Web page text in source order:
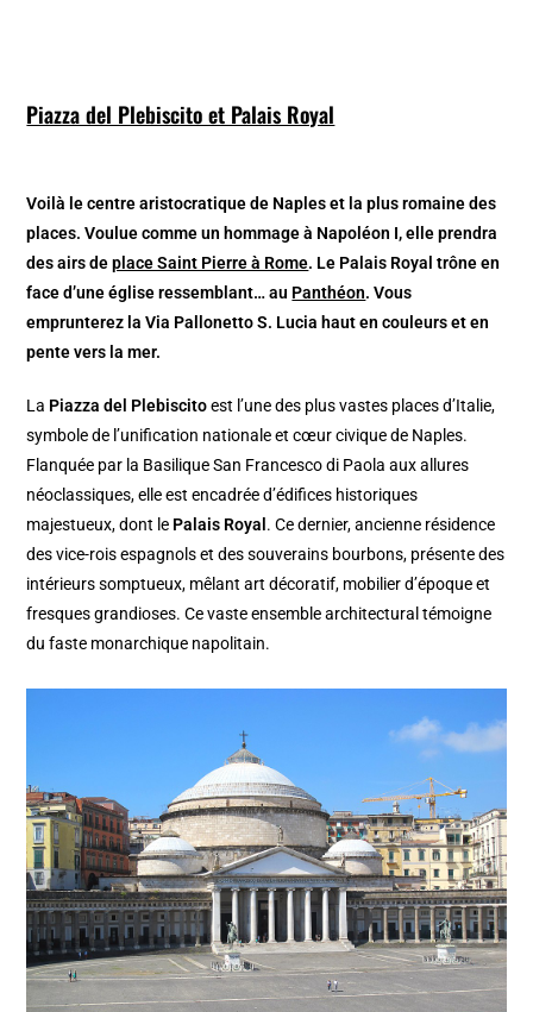
Piazza del Plebiscito et Palais Royal
Voilà le centre aristocratique de Naples et la plus romaine des
places. Voulue comme un hommage à Napoléon I, elle prendra
des airs deplace Saint Pierre à Rome. Le Palais Royal trône en
face d’une église ressemblant… au Panthéon. Vous
emprunterez la Via Pallonetto S. Lucia haut en couleurs et en
pente vers la mer.
La Piazza del Plebiscitoest l’une des plus vastes places d’Italie,
symbole de l’unification nationale et cœur civique de Naples.
Flanquée par la Basilique San Francesco di Paola aux allures
néoclassiques, elle est encadrée d’édifices historiques
majestueux, dont le Palais Royal . Ce dernier, ancienne résidence
des vice-rois espagnols et des souverains bourbons, présente des
intérieurs somptueux, mêlant art décoratif, mobilier d’époque et
fresques grandioses. Ce vaste ensemble architectural témoigne
du faste monarchique napolitain.